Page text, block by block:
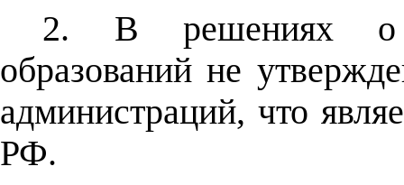
2. В решениях о
образований не
администраций, что
РФ.